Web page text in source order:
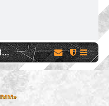
ДНЗ «ХРЦПОПМТМ»